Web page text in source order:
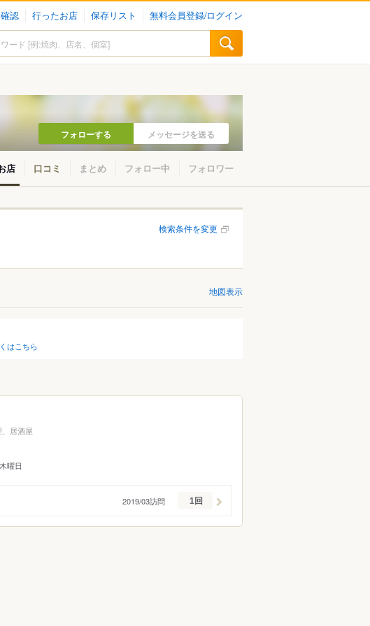
認 行ったお店 保存リスト 無料会員登録/ログイン
フォローする メッセージを送る
店 口コミ まとめ フォロー中 フォロワー
小金井・国分寺・国立
検索条件を変更
地図表示
はこちら
居酒屋
曜日
2019/03訪問 1回